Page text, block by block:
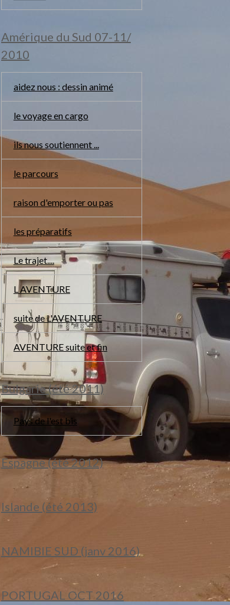
Amérique du Sud 07-11/
2010
aidez nous : dessin animé
le voyage en cargo
ils nous soutiennent ...
le parcours
raison d'emporter ou pas
les préparatifs
Le trajet....
L AVENTURE
suite de L'AVENTURE
AVENTURE suite et fin
Bulgarie (été 2011)
Pays de l'est bis
Espagne (été 2012)
Islande (été 2013)
NAMIBIE SUD (janv 2016)
PORTUGAL OCT 2016